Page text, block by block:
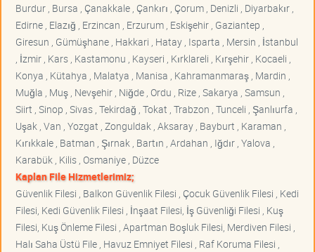
Burdur , Bursa , Çanakkale , Çankırı , Çorum , Denizli , Diyarbakır ,
Edirne , Elazığ , Erzincan , Erzurum , Eskişehir , Gaziantep ,
Giresun , Gümüşhane , Hakkari , Hatay , Isparta , Mersin , İstanbul
, İzmir , Kars , Kastamonu , Kayseri , Kırklareli , Kırşehir , Kocaeli ,
Konya , Kütahya , Malatya , Manisa , Kahramanmaraş , Mardin ,
Muğla , Muş , Nevşehir , Niğde , Ordu , Rize , Sakarya , Samsun ,
Siirt , Sinop , Sivas , Tekirdağ , Tokat , Trabzon , Tunceli , Şanlıurfa ,
Uşak , Van , Yozgat , Zonguldak , Aksaray , Bayburt , Karaman ,
Kırıkkale , Batman , Şırnak , Bartın , Ardahan , Iğdır , Yalova ,
Karabük , Kilis , Osmaniye , Düzce
Kaplan File Hizmetlerimiz;
Güvenlik Filesi , Balkon Güvenlik Filesi , Çocuk Güvenlik Filesi , Kedi
Filesi, Kedi Güvenlik Filesi , İnşaat Filesi, İş Güvenliği Filesi , Kuş
Filesi, Kuş Önleme Filesi , Apartman Boşluk Filesi, Merdiven Filesi ,
Halı Saha Üstü File , Havuz Emniyet Filesi , Raf Koruma Filesi ,